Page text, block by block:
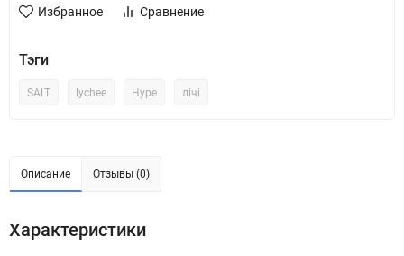
Избранное Сравнение
Тэги
SALT lychee Hype лічі
Описание Отзывы (0)
Характеристики